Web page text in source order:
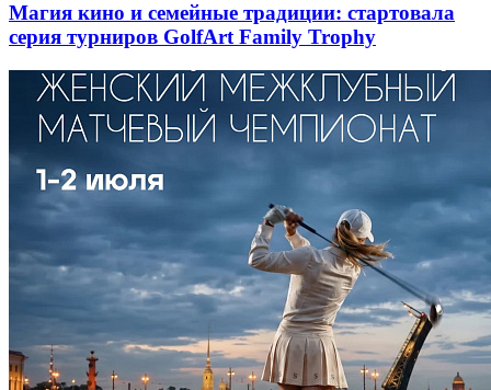
Магия кино и семейные традиции: стартовала
серия турниров GolfArt Family Trophy